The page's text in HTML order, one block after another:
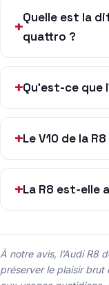
Quelle est la
quattro ?
Qu’est-ce que
Le V10 de la
La R8 est-elle
À notre avis, l’Audi R8
préserver le plaisir brut